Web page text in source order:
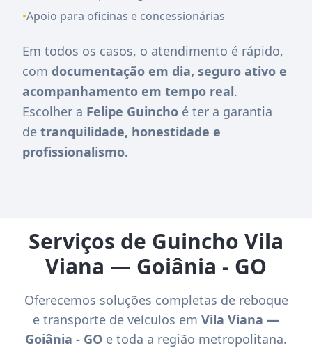
•Apoio para oficinas e concessionárias
Em todos os casos, o atendimento é rápido,
com documentação em dia, seguro ativo e
acompanhamento em tempo real.
Escolher a Felipe Guincho é ter a garantia
de tranquilidade, honestidade e
profissionalismo.
Serviços de Guincho Vila
Viana — Goiânia - GO
Oferecemos soluções completas de reboque
e transporte de veículos em Vila Viana —
Goiânia - GO e toda a região metropolitana.